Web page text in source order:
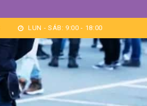
LUN - SÁB: 9:00 - 18:00